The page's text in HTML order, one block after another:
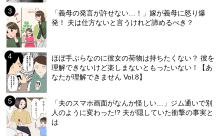
「義母の発言が許せない…！」嫁が義母に怒り爆
発！ 夫は仕方ないと言うけれど諦めるべき？
ほぼ手ぶらなのに彼女の荷物は持ちたくない？ 彼を
理解できないけど楽しまないともったいない！【あ
なたが理解できません Vol.8】
「夫のスマホ画面がなんか怪しい…」ジム通いで別
人のように変わった!? 夫が隠していた衝撃の事実と
は